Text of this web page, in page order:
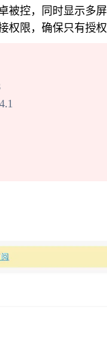
被控，同时显示多
限，确保只有授